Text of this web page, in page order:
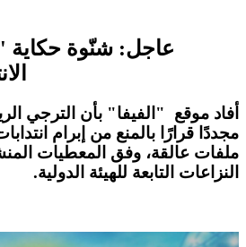
عاجل: شنّوة حكاية
أفاد موقع "الفيفا" بأن الترجي
مجددًا قرارًا بالمنع من إبرام
ملفات عالقة، وفق المعطيات
النزاعات التابعة للهيئة الدولية.